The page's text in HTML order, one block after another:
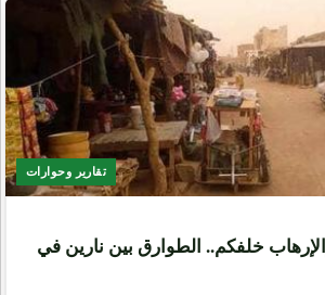
تقارير وحوارات
خلفكم.. الطوارق بين نارين في